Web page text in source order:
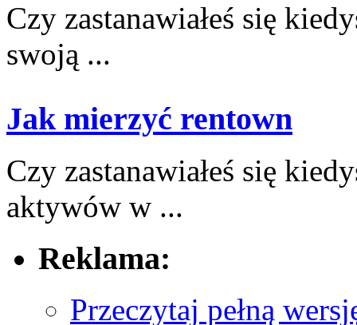
Czy zastanawiałeś się
swoją ...
Jak mierzyć rentown
Czy ⁢zastanawiałeś się
‍aktywów w⁣ ...
Reklama:
Przeczytaj pełną